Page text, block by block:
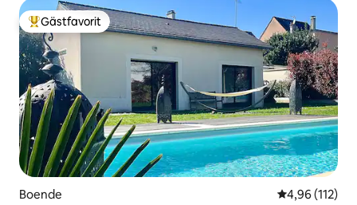
Populär gästfavorit
Gästfavorit
Boende 4,96 av 5 i
4,96 (112)